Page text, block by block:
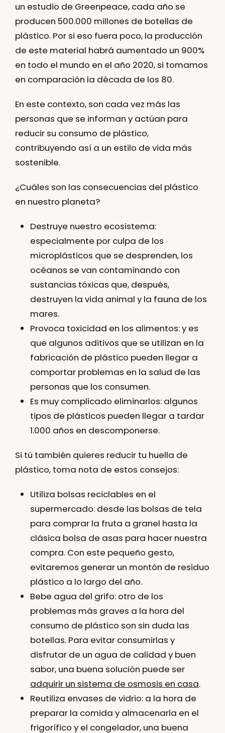
un estudio de Greenpeace, cada año se
producen 500.000 millones de botellas de
plástico. Por si eso fuera poco, la producción
de este material habrá aumentado un 900%
en todo el mundo en el año 2020, si tomamos
en comparación la década de los 80.
En este contexto, son cada vez más las
personas que se informan y actúan para
reducir su consumo de plástico,
contribuyendo así a un estilo de vida más
sostenible.
¿Cuáles son las consecuencias del plástico
en nuestro planeta?
Destruye nuestro ecosistema:
especialmente por culpa de los
microplásticos que se desprenden, los
océanos se van contaminando con
sustancias tóxicas que, después,
destruyen la vida animal y la fauna de los
mares.
Provoca toxicidad en los alimentos:y es
que algunos aditivos que se utilizan en la
fabricación de plástico pueden llegar a
comportar problemas en la salud de las
personas que los consumen.
Es muy complicado eliminarlos:algunos
tipos de plásticos pueden llegar a tardar
1.000 años en descomponerse.
Si tú también quieres reducir tu huella de
plástico, toma nota de estos consejos:
Utiliza bolsas reciclables en el
supermercado:desde las bolsas de tela
para comprar la fruta a granel hasta la
clásica bolsa de asas para hacer nuestra
compra. Con este pequeño gesto,
evitaremos generar un montón de residuo
plástico a lo largo del año.
Bebe agua del grifo:otro de los
problemas más graves a la hora del
consumo de plástico son sin duda las
botellas. Para evitar consumirlas y
disfrutar de un agua de calidad y buen
sabor, una buena solución puede ser
adquirir un sistema de osmosis en casa.
Reutiliza envases de vidrio:a la hora de
preparar la comida y almacenarla en el
frigorífico y el congelador, una buena